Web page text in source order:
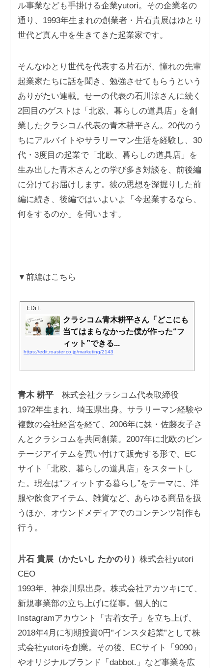
ル事業なども手掛ける企業yutori。その企業名の
通り、1993年生まれの創業者・片石貴展はゆとり
世代ど真ん中を生きてきた起業家です。
そんなゆとり世代を代表する片石が、憧れの先輩
起業家たちに話を聞き、勉強させてもらうという
ありがたい連載。せーの代表の石川涼さんに続く
2回目のゲストは「北欧、暮らしの道具店」を創
業したクラシコム代表の青木耕平さん。20代のう
ちにアルバイトやサラリーマン生活を経験し、30
代・3度目の起業で「北欧、暮らしの道具店」を
生み出した青木さんとの学び多き対談を、前後編
に分けてお届けします。彼の思想を深掘りした前
編に続き、後編ではいよいよ「今起業するなら、
何をするのか」を伺います。
▼前編はこちら
EDiT.
クラシコム青木耕平さん「どこにも
当てはまらなかった僕が作った“フ
ィット”できる...
https://edit.roaster.co.jp/marketing/2143
青木 耕平株式会社クラシコム代表取締役
1972年生まれ、埼玉県出身。サラリーマン経験や
複数の会社経営を経て、2006年に妹・佐藤友子さ
んとクラシコムを共同創業。2007年に北欧のビン
テージアイテムを買い付けて販売する形で、EC
サイト「北欧、暮らしの道具店」をスタートし
た。現在は“フィットする暮らし”をテーマに、洋
服や飲食アイテム、雑貨など、あらゆる商品を扱
うほか、オウンドメディアでのコンテンツ制作も
行う。
片石 貴展（かたいし たかのり） 株式会社yutori
CEO
1993年、神奈川県出身。株式会社アカツキにて、
新規事業部の立ち上げに従事。個人的に
Instagramアカウント「古着女子」を立ち上げ、
2018年4月に初期投資0円”インスタ起業”として株
式会社yutoriを創業。その後、ECサイト「9090」
やオリジナルブランド「dabbot.」など事業を広